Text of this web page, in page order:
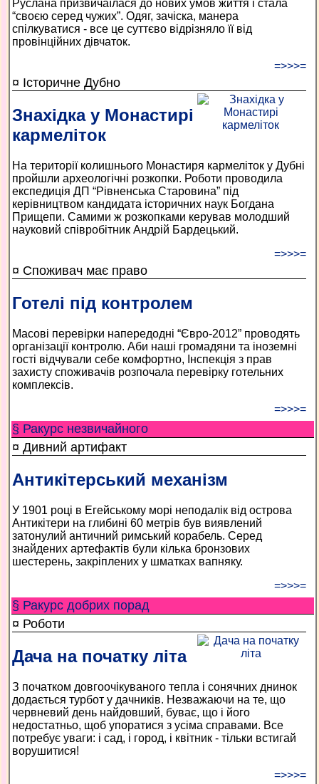
Руслана призвичаїлася до нових умов життя і стала
“своєю серед чужих”. Одяг, зачіска, манера
спілкуватися - все це суттєво відрізняло її від
провінційних дівчаток.
=>>>=
¤ Історичне Дубно
Знахідка у Монастирі
кармеліток
На території колишнього Монастиря кармеліток у Дубні
пройшли археологічні розкопки. Роботи проводила
експедиція ДП “Рівненська Старовина” під
керівництвом кандидата історичних наук Богдана
Прищепи. Самими ж розкопками керував молодший
науковий співробітник Андрій Бардецький.
=>>>=
¤ Споживач має право
Готелі під контролем
Масові перевірки напередодні “Євро-2012” проводять
організації контролю. Аби наші громадяни та іноземні
гості відчували себе комфортно, Інспекція з прав
захисту споживачів розпочала перевірку готельних
комплексів.
=>>>=
§ Ракурс незвичайного
¤ Дивний артифакт
Антикітерський механізм
У 1901 році в Егейському морі неподалік від острова
Антикітери на глибині 60 метрів був виявлений
затонулий античний римський корабель. Серед
знайдених артефактів були кілька бронзових
шестерень, закріплених у шматках вапняку.
=>>>=
§ Ракурс добрих порад
¤ Роботи
Дача на початку літа
З початком довгоочікуваного тепла і сонячних днинок
додається турбот у дачників. Незважаючи на те, що
червневий день найдовший, буває, що і його
недостатньо, щоб упоратися з усіма справами. Все
потребує уваги: і сад, і город, і квітник - тільки встигай
ворушитися!
=>>>=